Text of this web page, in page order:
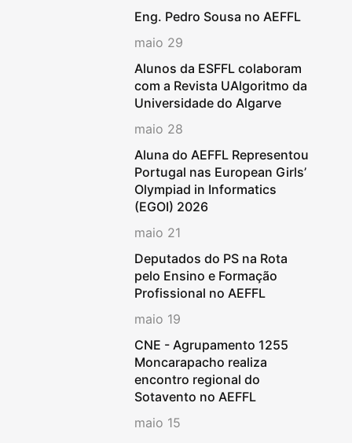
Eng. Pedro Sousa no AEFFL
maio 29
Alunos da ESFFL colaboram
com a Revista UAlgoritmo da
Universidade do Algarve
maio 28
Aluna do AEFFL Representou
Portugal nas European Girls’
Olympiad in Informatics
(EGOI) 2026
maio 21
Deputados do PS na Rota
pelo Ensino e Formação
Profissional no AEFFL
maio 19
CNE - Agrupamento 1255
Moncarapacho realiza
encontro regional do
Sotavento no AEFFL
maio 15